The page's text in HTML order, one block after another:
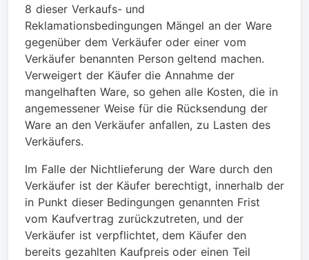
8 dieser Verkaufs- und
Reklamationsbedingungen Mängel an der Ware
gegenüber dem Verkäufer oder einer vom
Verkäufer benannten Person geltend machen.
Verweigert der Käufer die Annahme der
mangelhaften Ware, so gehen alle Kosten, die in
angemessener Weise für die Rücksendung der
Ware an den Verkäufer anfallen, zu Lasten des
Verkäufers.
Im Falle der Nichtlieferung der Ware durch den
Verkäufer ist der Käufer berechtigt, innerhalb der
in Punkt dieser Bedingungen genannten Frist
vom Kaufvertrag zurückzutreten, und der
Verkäufer ist verpflichtet, dem Käufer den
bereits gezahlten Kaufpreis oder einen Teil